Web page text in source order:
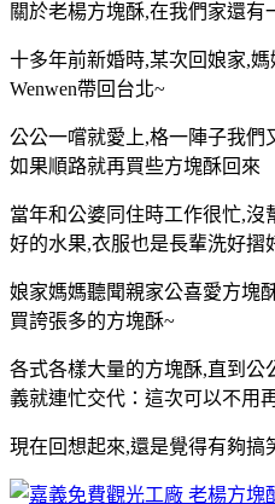
關於老楊方塊酥,在我們家還有
十多年前新婚時,某次回娘家,
Wenwen帶回台北~
公公一嚐就愛上,格一陣子我們
如果順路就再買些方塊酥回來
當年和公婆同住時工作很忙,沒
好的水果,衣服也是長輩洗好摺
娘家媽媽聽聞親家公喜愛方塊
買誇張多的方塊酥~
各式各樣大量的方塊酥,直到公
義就連忙交代：這次可以不用
現在回想起來,還是覺得有夠搞